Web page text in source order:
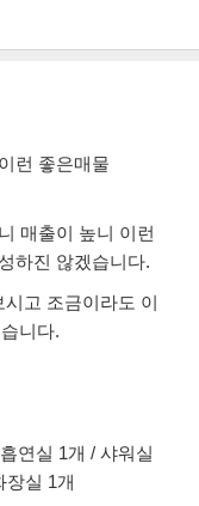
런 좋은매물
매출이 높니 이런
하진 않겠습니다.
고 조금이라도 이
니다.
연실 1개 / 샤워실
장실 1개